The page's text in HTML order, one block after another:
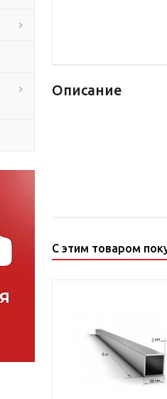
Описание
С этим товаром